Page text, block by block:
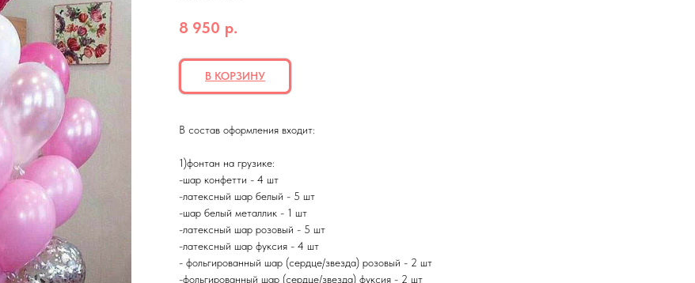
8 950 р.
В КОРЗИНУ
В состав оформления входит:
1)фонтан на грузике:
-шар конфетти - 4 шт
-латексный шар белый - 5 шт
-шар белый металлик - 1 шт
-латексный шар розовый - 5 шт
-латексный шар фуксия - 4 шт
- фольгированный шар (сердце/звезда) розовый - 2 шт
-фольгированный шар (сердце/звезда) фуксия - 2 шт